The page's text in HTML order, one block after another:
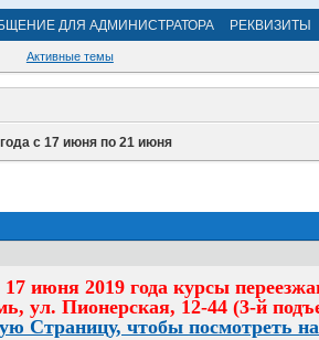
ДЛЯ АДМИНИСТРАТОРА РЕКВИЗИТЫ
Активные темы
с 17 июня по 21 июня
июня 2019 года курсы
ул. Пионерская, 12-44 (3-й
Страницу, чтобы посмотреть